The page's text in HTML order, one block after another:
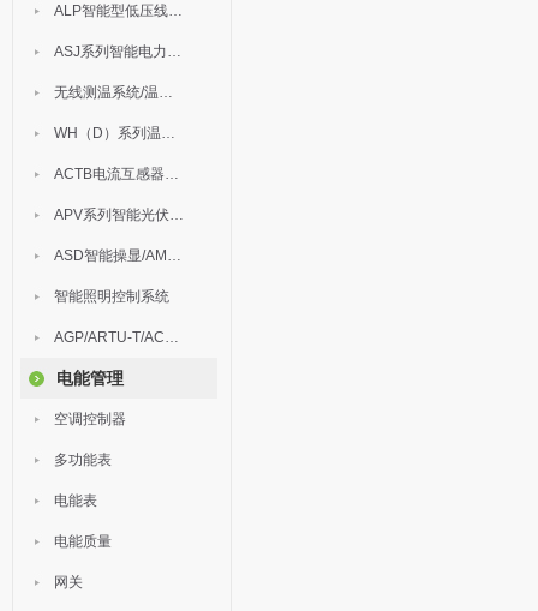
ALP智能型低压线路保护装置
ASJ系列智能电力继电器
无线测温系统/温度巡检
WH（D）系列温湿度控制器
ACTB电流互感器过电压保护器
APV系列智能光伏汇流箱
ASD智能操显/AM中压保护
智能照明控制系统
AGP/ARTU-T/ACM/ADDC
电能管理
空调控制器
多功能表
电能表
电能质量
网关